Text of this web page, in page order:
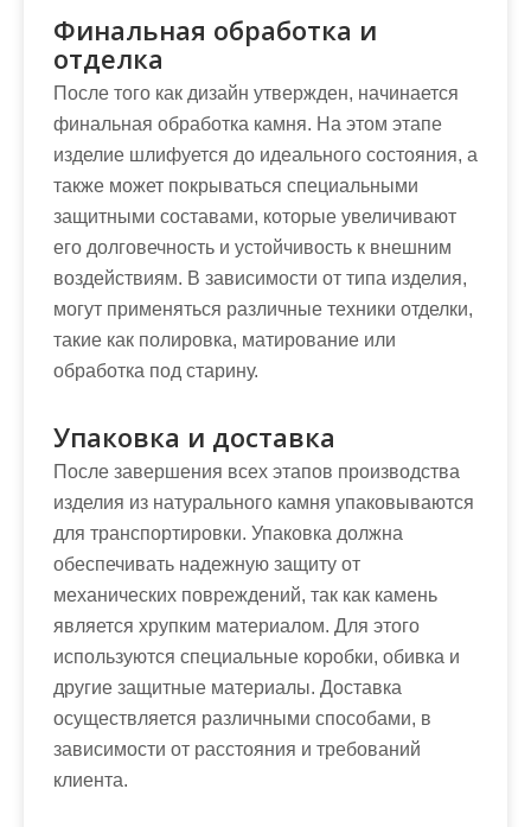
Финальная обработка и
отделка
После того как дизайн утвержден, начинается
финальная обработка камня. На этом этапе
изделие шлифуется до идеального состояния, а
также может покрываться специальными
защитными составами, которые увеличивают
его долговечность и устойчивость к внешним
воздействиям. В зависимости от типа изделия,
могут применяться различные техники отделки,
такие как полировка, матирование или
обработка под старину.
Упаковка и доставка
После завершения всех этапов производства
изделия из натурального камня упаковываются
для транспортировки. Упаковка должна
обеспечивать надежную защиту от
механических повреждений, так как камень
является хрупким материалом. Для этого
используются специальные коробки, обивка и
другие защитные материалы. Доставка
осуществляется различными способами, в
зависимости от расстояния и требований
клиента.